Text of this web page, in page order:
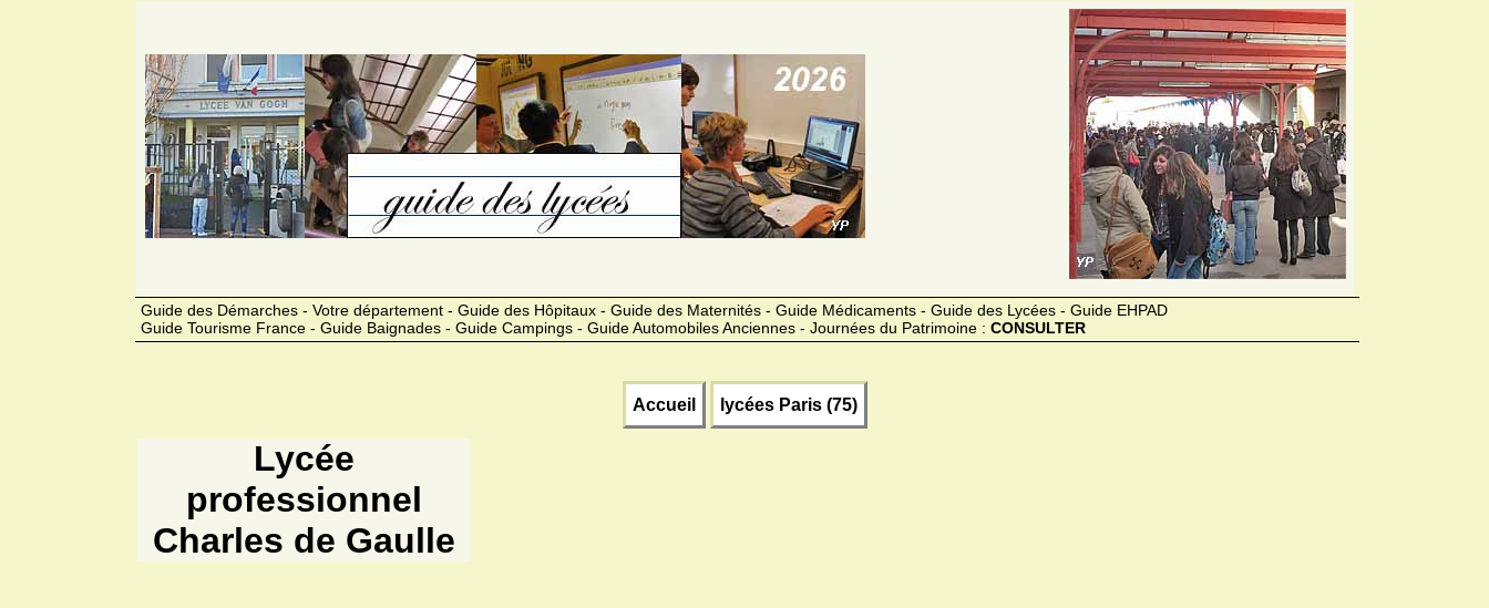
Guide des Démarches - Votre département - Guide des Hôpitaux - Guide des Maternités - Guide Médicaments - Guide des Lycées - Guide EHPAD
Guide Tourisme France - Guide Baignades - Guide Campings - Guide Automobiles Anciennes - Journées du Patrimoine : CONSULTER
Accueil lycées Paris (75)
Lycée
professionnel
Charles de Gaulle